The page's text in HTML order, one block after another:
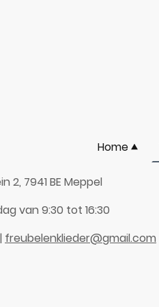
Home
2, 7941 BE Meppel
van 9:30 tot 16:30
| freubelenklieder@gmail.com